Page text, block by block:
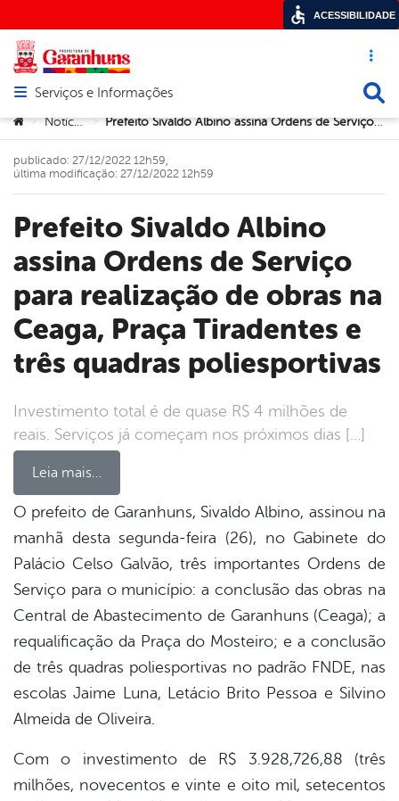
Acesso
Abrir menu principal de navegação
Serviços e Informações
Você está aqui:
> Notícias > Prefeito Sivaldo Albino assina Ordens de Serviço para realização de obras na Ceaga, Praça Tiradentes e três quadras poliesportivas
Prefeito Sivaldo Albino
assina Ordens de Serviço
para realização de obras na
Ceaga, Praça Tiradentes e
três quadras poliesportivas
reais. Serviços já começam nos próximos dias […]
Leia mais…
publicado: 27/12/2022 12h59,
última modificação: 27/12/2022 12h59
O prefeito de Garanhuns, Sivaldo Albino, assinou na
manhã desta segunda-feira (26), no Gabinete do
Palácio Celso Galvão, três importantes Ordens de
Serviço para o município: a conclusão das obras na
Central de Abastecimento de Garanhuns (Ceaga); a
requalificação da Praça do Mosteiro; e a conclusão
de três quadras poliesportivas no padrão FNDE, nas
escolas Jaime Luna, Letácio Brito Pessoa e Silvino
Almeida de Oliveira.
Com o investimento de R$ 3.928,726,88 (três
milhões, novecentos e vinte e oito mil, setecentos
ACESSIBILIDADE